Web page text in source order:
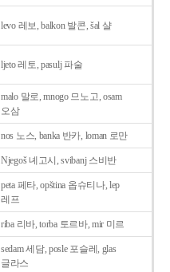
levo 레보, balkon 발콘, šal 샬
ljeto 레토, pasulj 파술
malo 말로, mnogo 므노고, osam
오삼
nos 노스, banka 반카, loman 로만
Njegoš 녜고시, svibanj 스비반
peta 페타, opština 옵슈티나, lep
레프
riba 리바, torba 토르바, mir 미르
sedam 세담, posle 포슬레, glas
글라스